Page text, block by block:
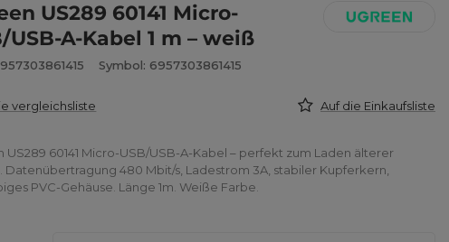
US289 60141 Micro-
USB-A-Kabel 1 m – weiß
Symbol: 6957303861415
vergleichsliste Auf die Einkaufsliste
US289 60141 Micro-USB/USB-A-Kabel – perfekt zum Laden älterer
Datenübertragung 480 Mbit/s, Ladestrom 3A, stabiler Kupferkern,
PVC-Gehäuse. Länge 1m. Weiße Farbe.